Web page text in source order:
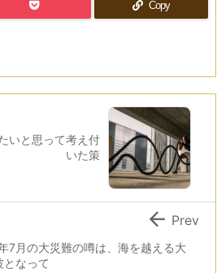
Copy
いと思って考え付
いた策
7月の大災難の噂は、海を越える大
となって
 Prev